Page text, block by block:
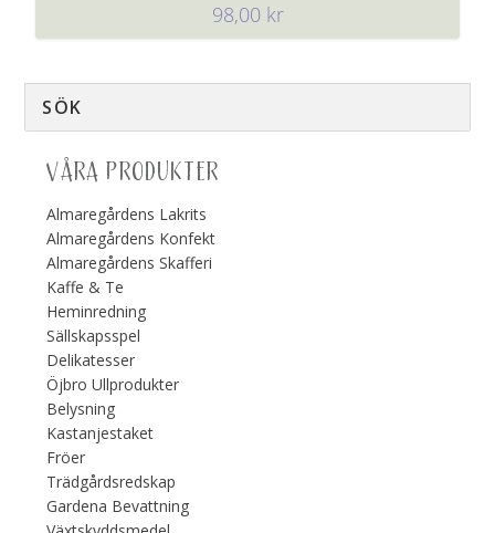
98,00 kr
VÅRA PRODUKTER
Almaregårdens Lakrits
Almaregårdens Konfekt
Almaregårdens Skafferi
Kaffe & Te
Heminredning
Sällskapsspel
Delikatesser
Öjbro Ullprodukter
Belysning
Kastanjestaket
Fröer
Trädgårdsredskap
Gardena Bevattning